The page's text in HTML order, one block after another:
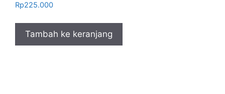
Rp225.000
Tambah ke keranjang